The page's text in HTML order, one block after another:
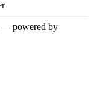
— powered by